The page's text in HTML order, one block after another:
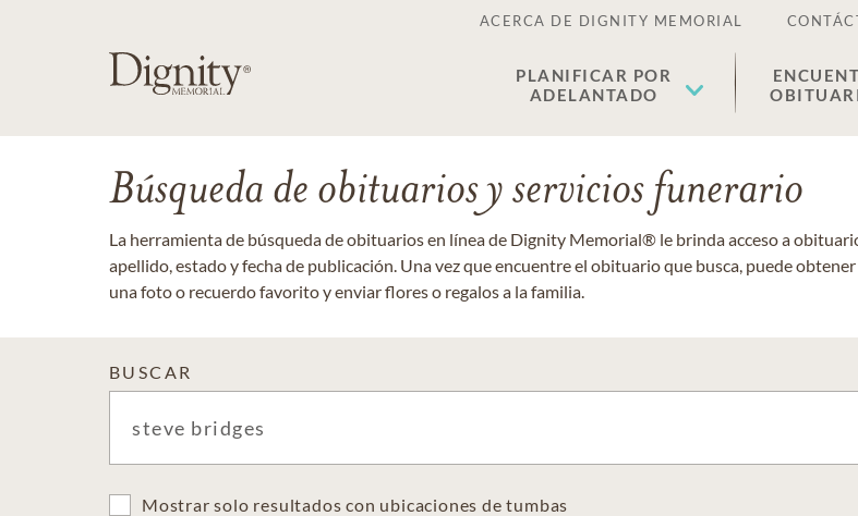
ACERCA DE DIGNITY MEMORIAL
PLANIFICAR POR
ADELANTADO
Búsqueda de obituarios y servicios funerario
La herramienta de búsqueda de obituarios en línea de Dignity Memorial® le brinda acceso a
apellido, estado y fecha de publicación. Una vez que encuentre el obituario que busca, puede
una foto o recuerdo favorito y enviar flores o regalos a la familia.
BUSCAR
Mostrar solo resultados con ubicaciones de tumbas